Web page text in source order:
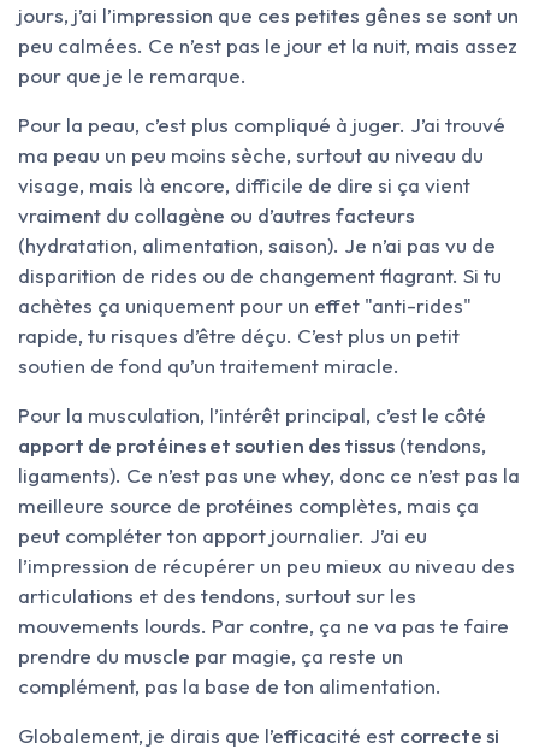
jours, j’ai l’impression que ces petites gênes se sont un
peu calmées. Ce n’est pas le jour et la nuit, mais assez
pour que je le remarque.
Pour la peau, c’est plus compliqué à juger. J’ai trouvé
ma peau un peu moins sèche, surtout au niveau du
visage, mais là encore, difficile de dire si ça vient
vraiment du collagène ou d’autres facteurs
(hydratation, alimentation, saison). Je n’ai pas vu de
disparition de rides ou de changement flagrant. Si tu
achètes ça uniquement pour un effet "anti-rides"
rapide, tu risques d’être déçu. C’est plus un petit
soutien de fond qu’un traitement miracle.
Pour la musculation, l’intérêt principal, c’est le côté
apport de protéines et soutien des tissus (tendons,
ligaments). Ce n’est pas une whey, donc ce n’est pas la
meilleure source de protéines complètes, mais ça
peut compléter ton apport journalier. J’ai eu
l’impression de récupérer un peu mieux au niveau des
articulations et des tendons, surtout sur les
mouvements lourds. Par contre, ça ne va pas te faire
prendre du muscle par magie, ça reste un
complément, pas la base de ton alimentation.
Globalement, je dirais que l’efficacité est correcte si